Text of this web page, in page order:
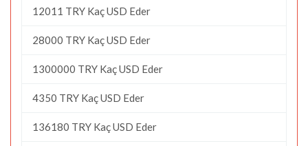
12011 TRY Kaç USD Eder
28000 TRY Kaç USD Eder
1300000 TRY Kaç USD Eder
4350 TRY Kaç USD Eder
136180 TRY Kaç USD Eder